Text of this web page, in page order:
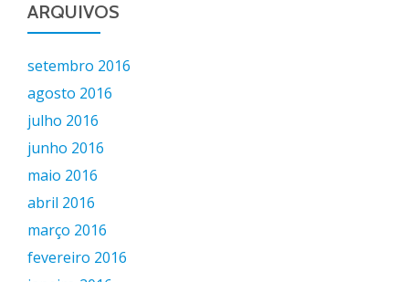
ARQUIVOS
setembro 2016
agosto 2016
julho 2016
junho 2016
maio 2016
abril 2016
março 2016
fevereiro 2016